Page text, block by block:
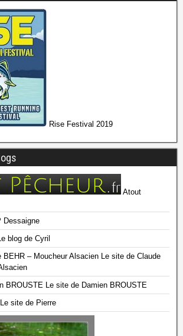
Rise Festival 2019
Atout
Dessaigne
blog de Cyril
Le site de Claude
Le site de Damien BROUSTE
Le site de Pierre